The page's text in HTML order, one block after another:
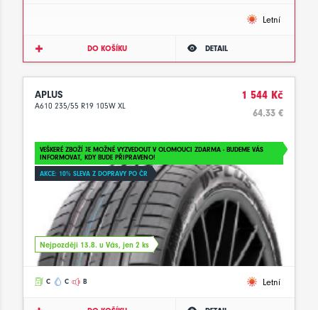
Letní
DO KOŠÍKU DETAIL
APLUS
A610 235/55 R19 105W XL
1 544 Kč
64.33 €
VEŠKERÉ ZBOŽÍ JE MOŽNÉ VYZVEDOUT V OLOMOUCI ZDARMA - BUDEME VÁS
INFORMOVAT, KDY BUDE PŘIPRAVENO!
AKCE: 10% SLEVA Z DOPRAVY PO ČR
Nejpozději 13.8. u Vás, jen 2 ks
C C B Letní